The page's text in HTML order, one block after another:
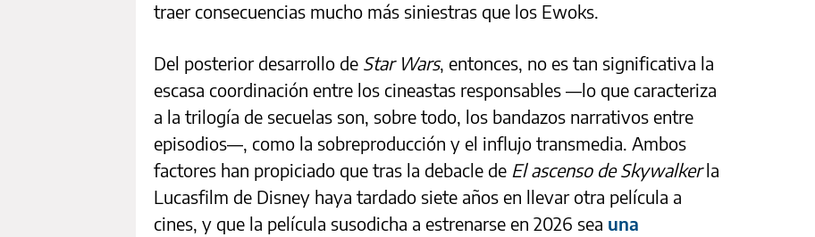
traer consecuencias mucho más siniestras que los Ewoks.
Del posterior desarrollo de Star Wars, entonces, no es tan significativa la
escasa coordinación entre los cineastas responsables —lo que caracteriza
a la trilogía de secuelas son, sobre todo, los bandazos narrativos entre
episodios—, como la sobreproducción y el influjo transmedia. Ambos
factores han propiciado que tras la debacle de El ascenso de Skywalkerla
Lucasfilm de Disney haya tardado siete años en llevar otra película a
cines, y que la película susodicha a estrenarse en 2026 sea una